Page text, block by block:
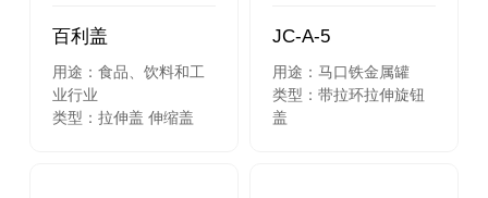
百利盖
用途：食品、饮料和工
业行业
类型：拉伸盖 伸缩盖
JC-A-5
用途：马口铁金属罐
类型：带拉环拉伸旋钮
盖